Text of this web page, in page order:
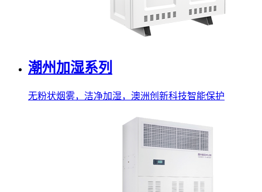
潮州加湿系列
无粉状烟雾，洁净加湿，澳洲创新科技智能保护